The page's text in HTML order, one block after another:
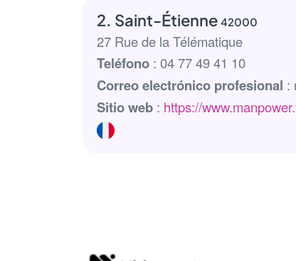
2. Saint-Étienne 42000
27 Rue de la Télématique
Teléfono: 04 77 49 41 10
Correo electrónico profesional :
Sitio web: https://